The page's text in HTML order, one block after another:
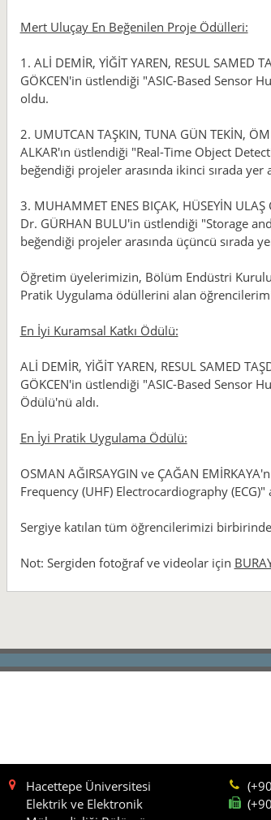
Mert Uluçay En Beğenilen Proje Ödülleri:
1. ALİ DEMİR, YİĞİT YAREN, RESUL SAMED
GÖKCEN'in üstlendiği "ASIC-Based Sensor
oldu.
2. UMUTCAN TAŞKIN, TUNA GÜN TEKİN,
ALKAR'ın üstlendiği "Real-Time Object
beğendiği projeler arasında ikinci sırada yer
3. MUHAMMET ENES BIÇAK, HÜSEYİN
Dr. GÜRHAN BULU'in üstlendiği "Storage
beğendiği projeler arasında üçüncü sırada
Öğretim üyelerimizin, Bölüm Endüstri
Pratik Uygulama ödüllerini alan
En İyi Kuramsal Katkı Ödülü:
ALİ DEMİR, YİĞİT YAREN, RESUL SAMED
GÖKCEN'in üstlendiği "ASIC-Based Sensor
Ödülü'nü aldı.
En İyi Pratik Uygulama Ödülü:
OSMAN AĞIRSAYGIN ve ÇAĞAN
Frequency (UHF) Electrocardiography
Sergiye katılan tüm öğrencilerimizi
Not: Sergiden fotoğraf ve videolar için
Hacettepe Üniversitesi
Elektrik ve Elektronik